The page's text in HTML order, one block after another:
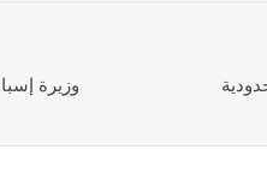
وزيرة